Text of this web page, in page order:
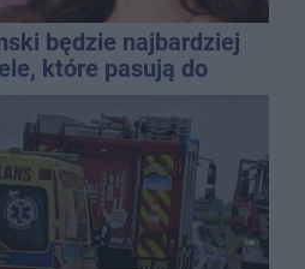
będzie najbardziej
które pasują do